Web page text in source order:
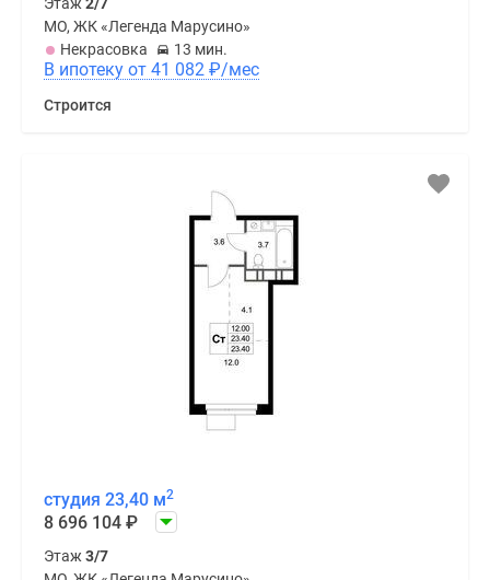
МО, ЖК «Легенда Марусино»
Некрасовка
13 мин.
В ипотеку от 41 082 ₽/мес
Строится
студия 23,40 м2
8 696 104 ₽
Этаж 3/7